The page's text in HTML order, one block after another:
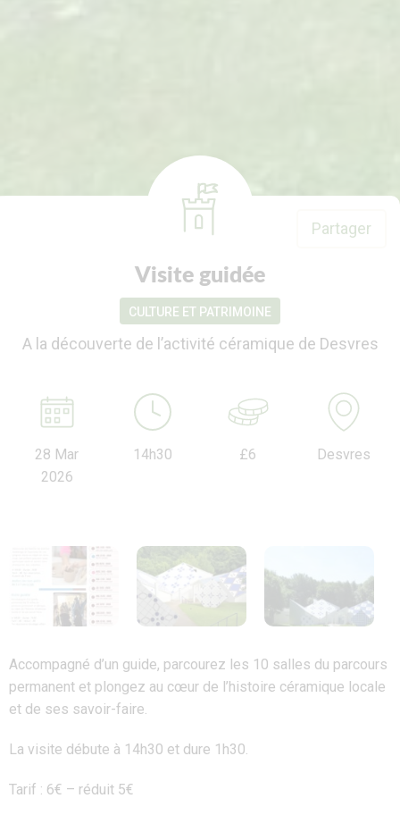
Visite guidée
Partager
CULTURE ET PATRIMOINE
A la découverte de l’activité céramique de Desvres
28 Mar
2026
14h30 £6 Desvres
Accompagné d’un guide, parcourez les 10 salles du parcours
permanent et plongez au cœur de l’histoire céramique locale
et de ses savoir-faire.
La visite débute à 14h30 et dure 1h30.
Tarif : 6€ – réduit 5€